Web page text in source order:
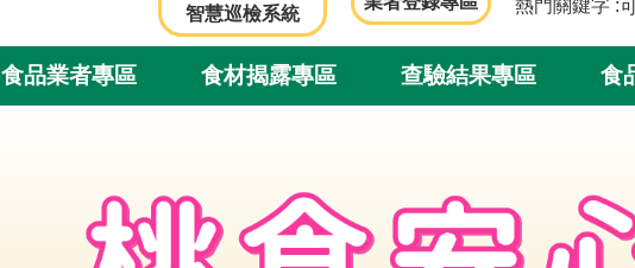
智慧巡檢系統
熱門關鍵字
食品業者專區 食材揭露專區 查驗結果專區 食